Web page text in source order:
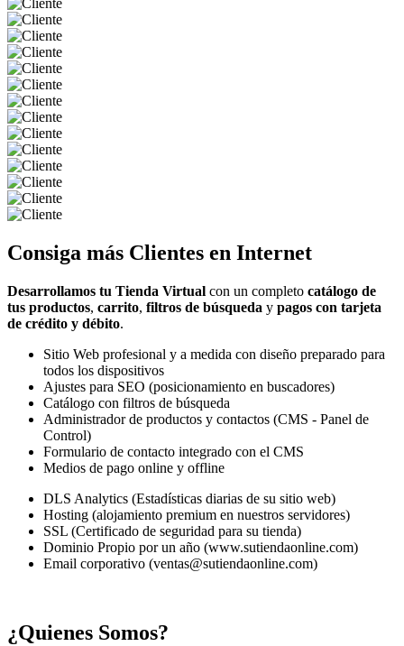
Consiga más Clientes en Internet
Desarrollamos tu Tienda Virtual con un completo catálogo de
tus productos, carrito, filtros de búsqueda y pagos con tarjeta
de crédito y débito.
Sitio Web profesional y a medida con diseño preparado para
todos los dispositivos
Ajustes para SEO (posicionamiento en buscadores)
Catálogo con filtros de búsqueda
Administrador de productos y contactos (CMS - Panel de
Control)
Formulario de contacto integrado con el CMS
Medios de pago online y offline
DLS Analytics (Estadísticas diarias de su sitio web)
Hosting (alojamiento premium en nuestros servidores)
SSL (Certificado de seguridad para su tienda)
Dominio Propio por un año (www.sutiendaonline.com)
Email corporativo (ventas@sutiendaonline.com)
¿Quienes Somos?